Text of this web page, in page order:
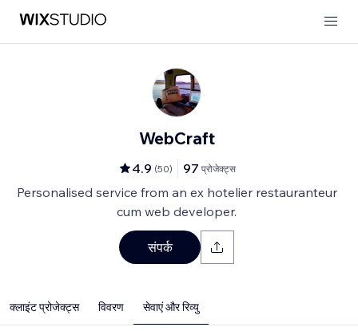
WebCraft
4.9 (50) 97 प्रोजेक्ट्स
Personalised service from an ex hotelier restauranteur
cum web developer.
संपर्क
क्लाइंट प्रोजेक्ट्स विवरण सेवाएं और रिव्यु